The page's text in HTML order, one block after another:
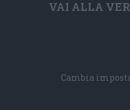
VAI ALLA
Cambia